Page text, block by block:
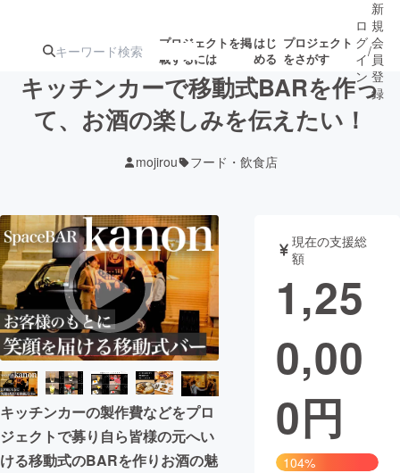
プロジェクトを掲
載するには
はじ
める
プロジェクト
をさがす
ジェクト
募集終了が近いプ
ロジェクト
アート・写真 音楽
テクノロジー・ガジェット ゲーム・サ
映像・映画
ビジネス・起業
まちづくり・地域活性化
ロ
グ
イ
ン
/
新
規
会
員
登
録
キッチンカーで移動式BARを作っ
て、お酒の楽しみを伝えたい！
mojirou フード・飲食店
キッチンカーの製作費などをプロ
ジェクトで募り自ら皆様の元へい
ける移動式のBARを作りお酒の魅
現在の支援総
額
1,25
0,00
0円
104%